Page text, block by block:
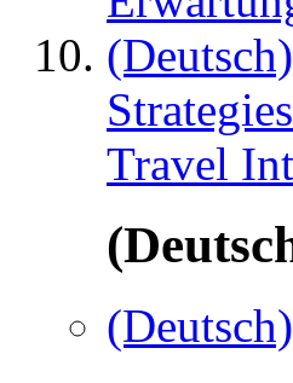
Travel